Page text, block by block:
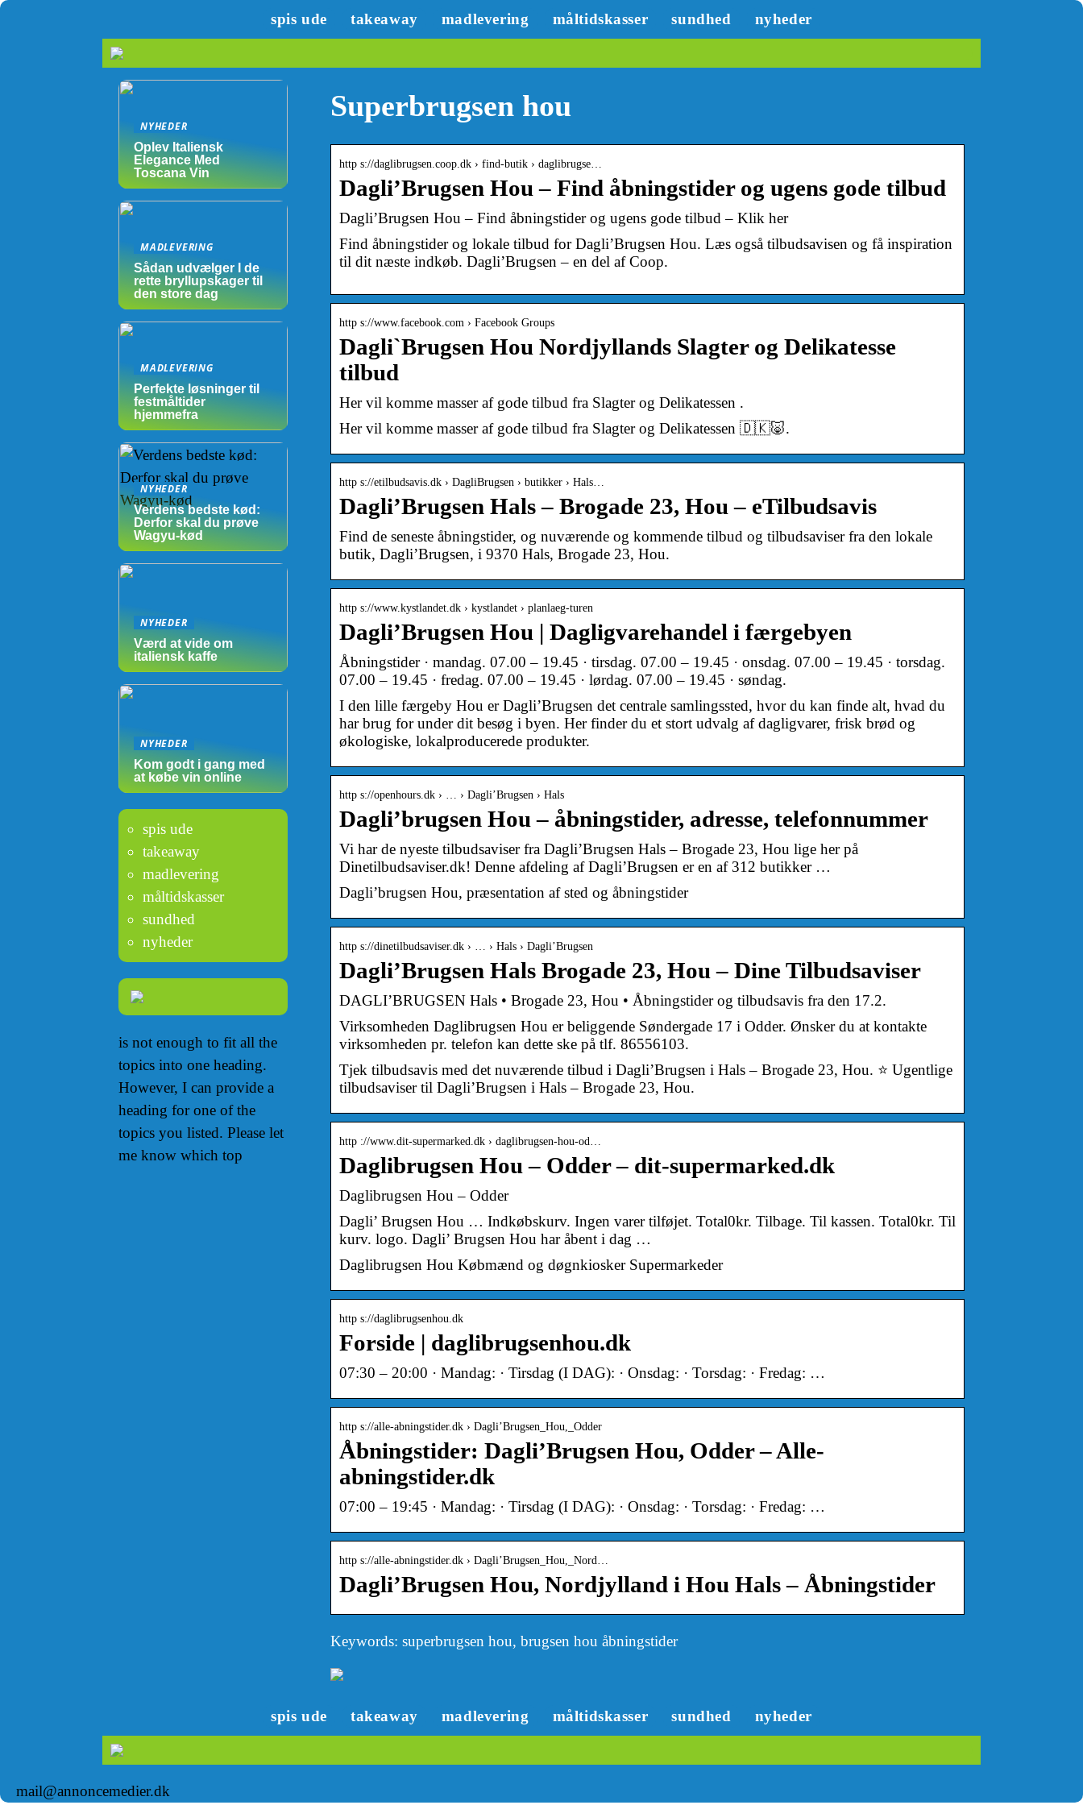
spis ude takeaway madlevering måltidskasser sundhed nyheder
Superbrugsen hou
http s://daglibrugsen.coop.dk › find-butik › daglibrugse…
Dagli’Brugsen Hou – Find åbningstider og ugens gode tilbud
Dagli’Brugsen Hou – Find åbningstider og ugens gode tilbud – Klik her
Find åbningstider og lokale tilbud for Dagli’Brugsen Hou. Læs også tilbudsavisen og få inspiration
til dit næste indkøb. Dagli’Brugsen – en del af Coop.
http s://www.facebook.com › Facebook Groups
Dagli`Brugsen Hou Nordjyllands Slagter og Delikatesse
tilbud
Her vil komme masser af gode tilbud fra Slagter og Delikatessen .
Her vil komme masser af gode tilbud fra Slagter og Delikatessen 🇩🇰🐷.
http s://etilbudsavis.dk › DagliBrugsen › butikker › Hals…
Dagli’Brugsen Hals – Brogade 23, Hou – eTilbudsavis
Find de seneste åbningstider, og nuværende og kommende tilbud og tilbudsaviser fra den lokale
butik, Dagli’Brugsen, i 9370 Hals, Brogade 23, Hou.
http s://www.kystlandet.dk › kystlandet › planlaeg-turen
Dagli’Brugsen Hou | Dagligvarehandel i færgebyen
Åbningstider · mandag. 07.00 – 19.45 · tirsdag. 07.00 – 19.45 · onsdag. 07.00 – 19.45 · torsdag.
07.00 – 19.45 · fredag. 07.00 – 19.45 · lørdag. 07.00 – 19.45 · søndag.
I den lille færgeby Hou er Dagli’Brugsen det centrale samlingssted, hvor du kan finde alt, hvad du
har brug for under dit besøg i byen. Her finder du et stort udvalg af dagligvarer, frisk brød og
økologiske, lokalproducerede produkter.
http s://openhours.dk › … › Dagli’Brugsen › Hals
Dagli’brugsen Hou – åbningstider, adresse, telefonnummer
Vi har de nyeste tilbudsaviser fra Dagli’Brugsen Hals – Brogade 23, Hou lige her på
Dinetilbudsaviser.dk! Denne afdeling af Dagli’Brugsen er en af 312 butikker …
Dagli’brugsen Hou, præsentation af sted og åbningstider
http s://dinetilbudsaviser.dk › … › Hals › Dagli’Brugsen
Dagli’Brugsen Hals Brogade 23, Hou – Dine Tilbudsaviser
DAGLI’BRUGSEN Hals • Brogade 23, Hou • Åbningstider og tilbudsavis fra den 17.2.
Virksomheden Daglibrugsen Hou er beliggende Søndergade 17 i Odder. Ønsker du at kontakte
virksomheden pr. telefon kan dette ske på tlf. 86556103.
Tjek tilbudsavis med det nuværende tilbud i Dagli’Brugsen i Hals – Brogade 23, Hou. ⭐ Ugentlige
tilbudsaviser til Dagli’Brugsen i Hals – Brogade 23, Hou.
http ://www.dit-supermarked.dk › daglibrugsen-hou-od…
Daglibrugsen Hou – Odder – dit-supermarked.dk
Daglibrugsen Hou – Odder
Dagli’ Brugsen Hou … Indkøbskurv. Ingen varer tilføjet. Total0kr. Tilbage. Til kassen. Total0kr. Til
kurv. logo. Dagli’ Brugsen Hou har åbent i dag …
Daglibrugsen Hou Købmænd og døgnkiosker Supermarkeder
http s://daglibrugsenhou.dk
Forside | daglibrugsenhou.dk
07:30 – 20:00 · Mandag: · Tirsdag (I DAG): · Onsdag: · Torsdag: · Fredag: …
http s://alle-abningstider.dk › Dagli’Brugsen_Hou,_Odder
Åbningstider: Dagli’Brugsen Hou, Odder – Alle-
abningstider.dk
07:00 – 19:45 · Mandag: · Tirsdag (I DAG): · Onsdag: · Torsdag: · Fredag: …
http s://alle-abningstider.dk › Dagli’Brugsen_Hou,_Nord…
Dagli’Brugsen Hou, Nordjylland i Hou Hals – Åbningstider
Keywords: superbrugsen hou, brugsen hou åbningstider
NYHEDER
Oplev Italiensk
Elegance Med
Toscana Vin
MADLEVERING
Sådan udvælger I de
rette bryllupskager til
den store dag
MADLEVERING
Perfekte løsninger til
festmåltider
hjemmefra
NYHEDER
Verdens bedste kød:
Derfor skal du prøve
Wagyu-kød
NYHEDER
Værd at vide om
italiensk kaffe
NYHEDER
Kom godt i gang med
at købe vin online
spis ude
takeaway
madlevering
måltidskasser
sundhed
nyheder
is not enough to fit all the
topics into one heading.
However, I can provide a
heading for one of the
topics you listed. Please let
me know which top
spis ude takeaway madlevering måltidskasser sundhed nyheder
mail@annoncemedier.dk